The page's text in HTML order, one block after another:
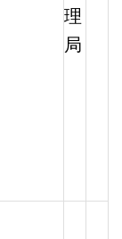
理
局